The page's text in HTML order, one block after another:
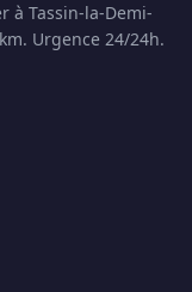
à Tassin-la-Demi-
Urgence 24/24h.